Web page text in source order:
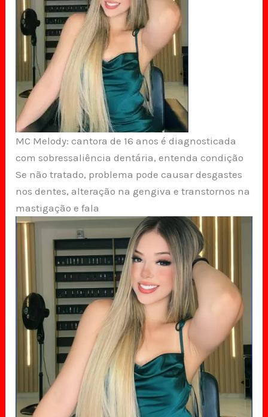
MC Melody: cantora de 16 anos é diagnosticada
com sobressaliência dentária, entenda condição
Se não tratado, problema pode causar desgastes
nos dentes, alteração na gengiva e transtornos na
mastigação e fala